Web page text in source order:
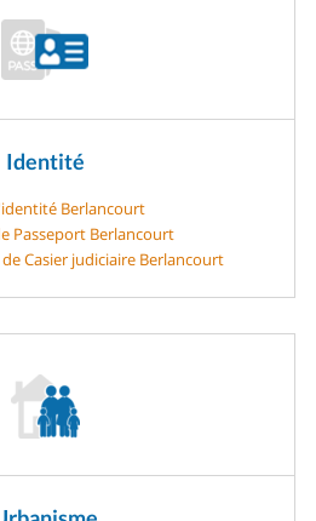
Identité
Berlancourt
Passeport Berlancourt
Casier judiciaire Berlancourt